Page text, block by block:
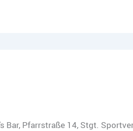
Bar, Pfarrstraße 14, Stgt.